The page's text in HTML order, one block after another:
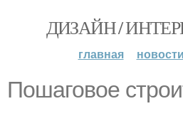
ДИЗАЙН /
главная новости
Пошаговое